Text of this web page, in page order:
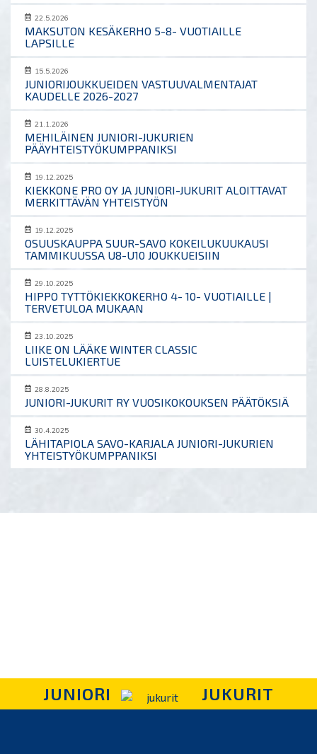
22.5.2026
MAKSUTON KESÄKERHO 5-8- VUOTIAILLE
LAPSILLE
15.5.2026
JUNIORIJOUKKUEIDEN VASTUUVALMENTAJAT
KAUDELLE 2026-2027
21.1.2026
MEHILÄINEN JUNIORI-JUKURIEN
PÄÄYHTEISTYÖKUMPPANIKSI
19.12.2025
KIEKKONE PRO OY JA JUNIORI-JUKURIT ALOITTAVAT
MERKITTÄVÄN YHTEISTYÖN
19.12.2025
OSUUSKAUPPA SUUR-SAVO KOKEILUKUUKAUSI
TAMMIKUUSSA U8-U10 JOUKKUEISIIN
29.10.2025
HIPPO TYTTÖKIEKKOKERHO 4- 10- VUOTIAILLE |
TERVETULOA MUKAAN
23.10.2025
LIIKE ON LÄÄKE WINTER CLASSIC
LUISTELUKIERTUE
28.8.2025
JUNIORI-JUKURIT RY VUOSIKOKOUKSEN PÄÄTÖKSIÄ
30.4.2025
LÄHITAPIOLA SAVO-KARJALA JUNIORI-JUKURIEN
YHTEISTYÖKUMPPANIKSI
JUNIORI JUKURIT